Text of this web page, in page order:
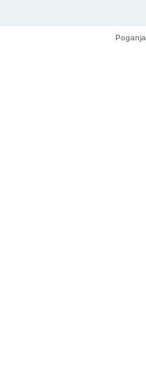
Poganja